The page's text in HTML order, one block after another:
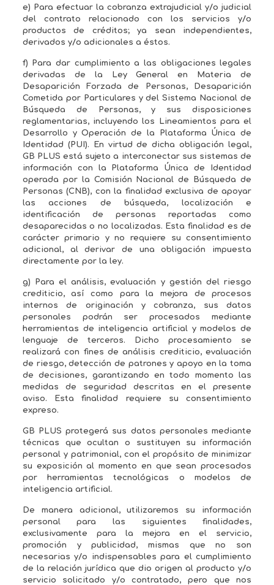
e) Para efectuar la cobranza extrajudicial y/o judicial
del contrato relacionado con los servicios y/o
productos de créditos; ya sean independientes,
derivados y/o adicionales a éstos.
f) Para dar cumplimiento a las obligaciones legales
derivadas de la Ley General en Materia de
Desaparición Forzada de Personas, Desaparición
Cometida por Particulares y del Sistema Nacional de
Búsqueda de Personas, y sus disposiciones
reglamentarias, incluyendo los Lineamientos para el
Desarrollo y Operación de la Plataforma Única de
Identidad (PUI). En virtud de dicha obligación legal,
GB PLUS está sujeto a interconectar sus sistemas de
información con la Plataforma Única de Identidad
operada por la Comisión Nacional de Búsqueda de
Personas (CNB), con la finalidad exclusiva de apoyar
las acciones de búsqueda, localización e
identificación de personas reportadas como
desaparecidas o no localizadas. Esta finalidad es de
carácter primario y no requiere su consentimiento
adicional, al derivar de una obligación impuesta
directamente por la ley.
g) Para el análisis, evaluación y gestión del riesgo
crediticio, así como para la mejora de procesos
internos de originación y cobranza, sus datos
personales podrán ser procesados mediante
herramientas de inteligencia artificial y modelos de
lenguaje de terceros. Dicho procesamiento se
realizará con fines de análisis crediticio, evaluación
de riesgo, detección de patrones y apoyo en la toma
de decisiones, garantizando en todo momento las
medidas de seguridad descritas en el presente
aviso. Esta finalidad requiere su consentimiento
expreso.
GB PLUS protegerá sus datos personales mediante
técnicas que ocultan o sustituyen su información
personal y patrimonial, con el propósito de minimizar
su exposición al momento en que sean procesados
por herramientas tecnológicas o modelos de
inteligencia artificial.
De manera adicional, utilizaremos su información
personal para las siguientes finalidades,
exclusivamente para la mejora en el servicio,
promoción y publicidad, mismas que no son
necesarias y/o indispensables para el cumplimiento
de la relación jurídica que dio origen al producto y/o
servicio solicitado y/o contratado, pero que nos